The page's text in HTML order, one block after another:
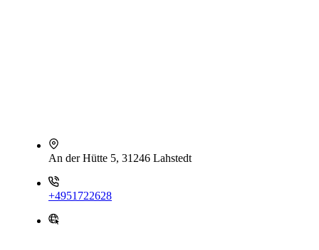
An der Hütte 5, 31246 Lahstedt
+4951722628